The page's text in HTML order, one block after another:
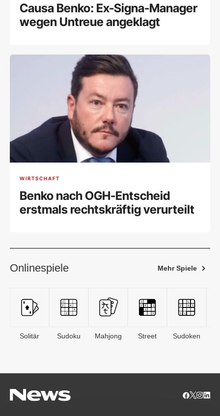
Causa Benko: Ex-Signa-Manager
wegen Untreue angeklagt
WIRTSCHAFT
Benko nach OGH-Entscheid
erstmals rechtskräftig verurteilt
Onlinespiele Mehr Spiele
Solitär Sudoku Mahjong Street Sudoken